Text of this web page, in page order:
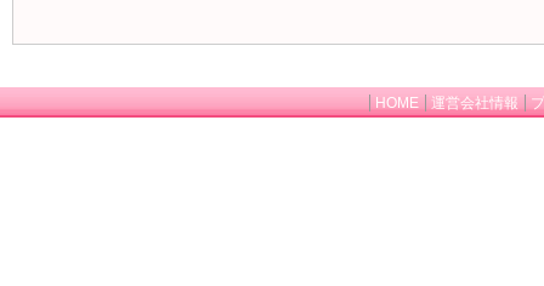
HOME 運営会社情報